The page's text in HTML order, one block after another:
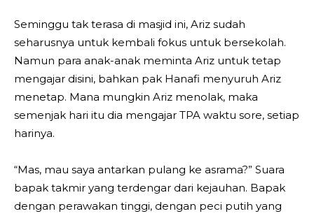
Seminggu tak terasa di masjid ini, Ariz sudah
seharusnya untuk kembali fokus untuk bersekolah.
Namun para anak-anak meminta Ariz untuk tetap
mengajar disini, bahkan pak Hanafi menyuruh Ariz
menetap. Mana mungkin Ariz menolak, maka
semenjak hari itu dia mengajar TPA waktu sore, setiap
harinya.
“Mas, mau saya antarkan pulang ke asrama?” Suara
bapak takmir yang terdengar dari kejauhan. Bapak
dengan perawakan tinggi, dengan peci putih yang